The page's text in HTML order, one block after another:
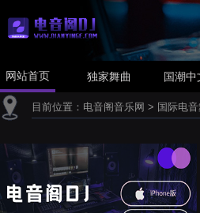
网站首页 独家舞曲 国潮中
目前位置： 电音阁音乐网 > 国际电